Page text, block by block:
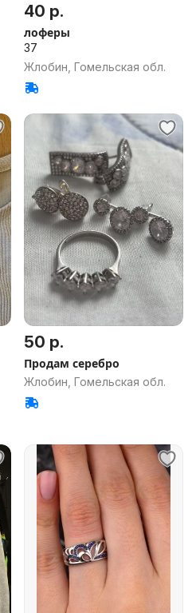
40 р.
лоферы
37
Жлобин, Гомельская обл.
50 р.
Продам серебро
Жлобин, Гомельская обл.